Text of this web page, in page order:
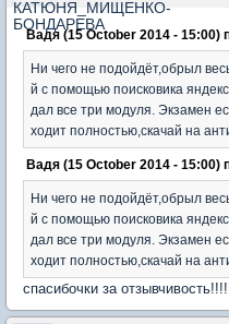
Вадя (15 October 2014 - 15:00)
Ни чего не подойдёт,обрыл
й с помощью поисковика
дал все три модуля. Экзамен
ходит полностью,скачай на
Вадя (15 October 2014 - 15:00)
Ни чего не подойдёт,обрыл
й с помощью поисковика
дал все три модуля. Экзамен
ходит полностью,скачай на
спасибочки за